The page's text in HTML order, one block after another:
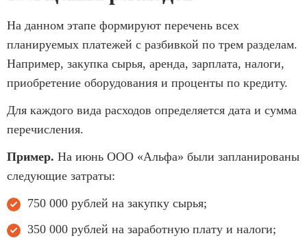
На данном этапе формируют перечень всех
планируемых платежей с разбивкой по трем разделам.
Например, закупка сырья, аренда, зарплата, налоги,
приобретение оборудования и проценты по кредиту.
Для каждого вида расходов определяется дата и сумма
перечисления.
Пример. На июнь ООО «Альфа» были запланированы
следующие затраты:
750 000 рублей на закупку сырья;
350 000 рублей на заработную плату и налоги;